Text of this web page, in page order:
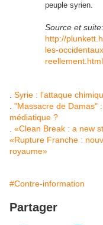
peuple syrien.
Source et suite:
http://
les-
reellement.html
Syrie : l'attaque
"Massacre de Damas"
médiatique ?
«Clean Break : a new
«Rupture Franche :
royaume»
#Contre-information
Partager